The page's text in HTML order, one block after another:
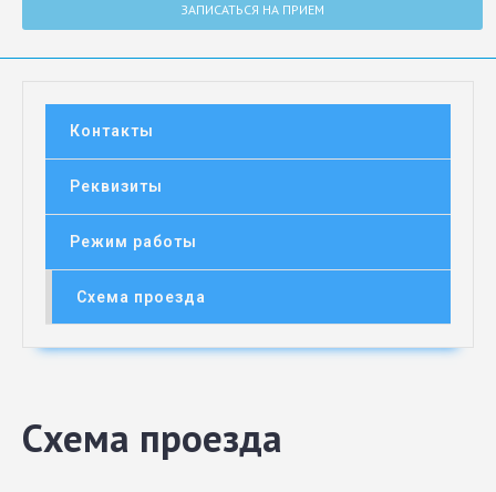
ЗАПИСАТЬСЯ НА ПРИЕМ
Контакты
Реквизиты
Режим работы
Схема проезда
Схема проезда